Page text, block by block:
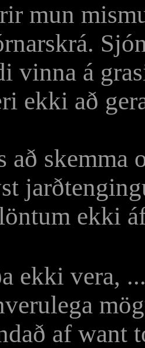
mun
vinna á
ekki að
að
ekki
ekki vera,
af want